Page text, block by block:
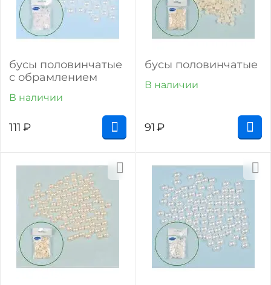
бусы половинчатые
с обрамлением
В наличии
111 ₽
бусы половинчатые
В наличии
91₽